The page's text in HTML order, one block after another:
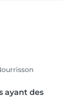
ayant des